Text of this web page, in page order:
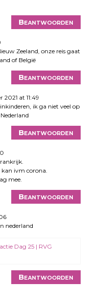
Beantwoorden
Zeeland, onze reis gaat
of België
Beantwoorden
2021 at 11:49
ik ga niet veel op
Beantwoorden
ivm corona.
mee.
Beantwoorden
nederland
Dag 25 | RVG
Beantwoorden